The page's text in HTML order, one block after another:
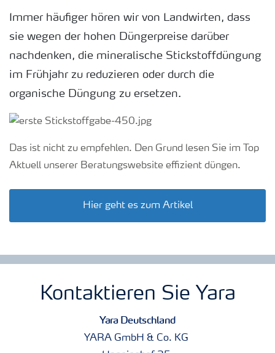
Immer häufiger hören wir von Landwirten, dass
sie wegen der hohen Düngerpreise darüber
nachdenken, die mineralische Stickstoffdüngung
im Frühjahr zu reduzieren oder durch die
organische Düngung zu ersetzen.
Das ist nicht zu empfehlen. Den Grund lesen Sie im Top
Aktuell unserer Beratungswebsite effizient düngen.
Hier geht es zum Artikel
Kontaktieren Sie Yara
Yara Deutschland
YARA GmbH & Co. KG